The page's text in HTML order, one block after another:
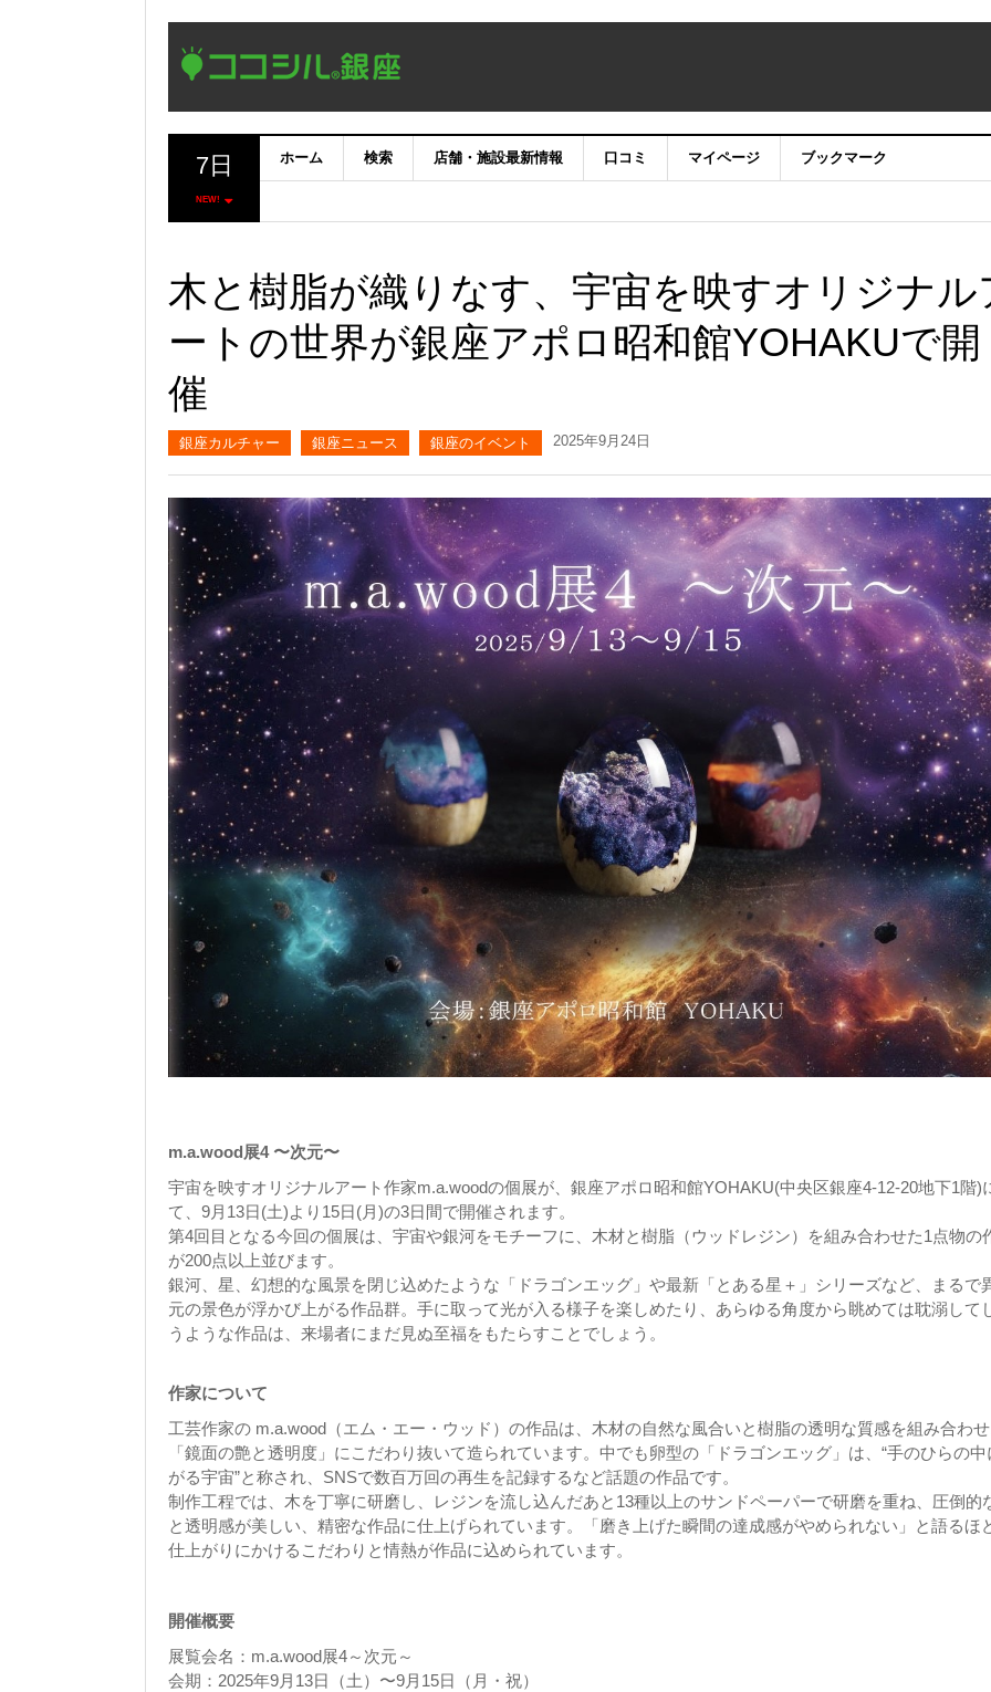
7日
NEW!
ホーム 検索 店舗・施設最新情報 口コミ マイページ ブックマーク
木と樹脂が織りなす、宇宙を映すオリジナル
ートの世界が銀座アポロ昭和館YOHAKUで開
催
銀座カルチャー 銀座ニュース 銀座のイベント 2025年9月24日
m.a.wood展4 〜次元〜
宇宙を映すオリジナルアート作家m.a.woodの個展が、銀座アポロ昭和館YOHAKU(中央区銀座4-12-20地下1階)
て、9月13日(土)より15日(月)の3日間で開催されます。
第4回目となる今回の個展は、宇宙や銀河をモチーフに、木材と樹脂（ウッドレジン）を組み合わせた1点物の
が200点以上並びます。
銀河、星、幻想的な風景を閉じ込めたような「ドラゴンエッグ」や最新「とある星＋」シリーズなど、まるで
元の景色が浮かび上がる作品群。手に取って光が入る様子を楽しめたり、あらゆる角度から眺めては耽溺して
うような作品は、来場者にまだ見ぬ至福をもたらすことでしょう。
作家について
工芸作家の m.a.wood（エム・エー・ウッド）の作品は、木材の自然な風合いと樹脂の透明な質感を組み合わせ
「鏡面の艶と透明度」にこだわり抜いて造られています。中でも卵型の「ドラゴンエッグ」は、“手のひらの中
がる宇宙”と称され、SNSで数百万回の再生を記録するなど話題の作品です。
制作工程では、木を丁寧に研磨し、レジンを流し込んだあと13種以上のサンドペーパーで研磨を重ね、圧倒的
と透明感が美しい、精密な作品に仕上げられています。「磨き上げた瞬間の達成感がやめられない」と語るほ
仕上がりにかけるこだわりと情熱が作品に込められています。
開催概要
展覧会名：m.a.wood展4～次元～
会期：2025年9月13日（土）〜9月15日（月・祝）